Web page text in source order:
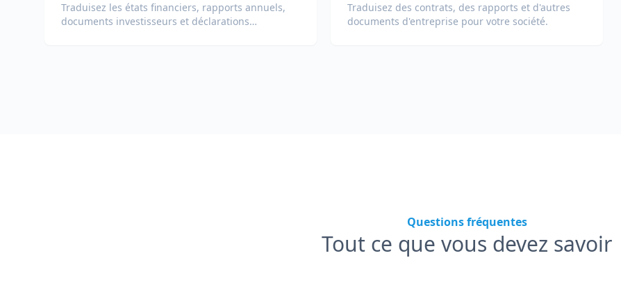
Traduisez les états financiers, rapports annuels,
documents investisseurs et déclarations
Traduisez des contrats, des rapports et d'autres
documents d'entreprise pour votre société.
Questions fréquentes
Tout ce que vous devez savoir